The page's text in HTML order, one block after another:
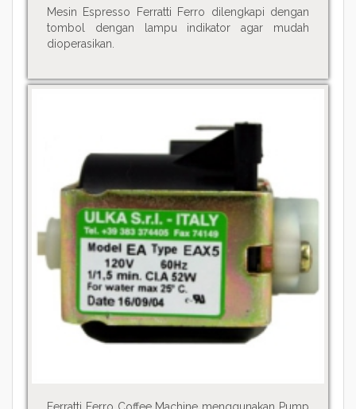
Mesin Espresso Ferratti Ferro dilengkapi dengan
tombol dengan lampu indikator agar mudah
dioperasikan.
Ferratti Ferro Coffee Machine menggunakan Pump